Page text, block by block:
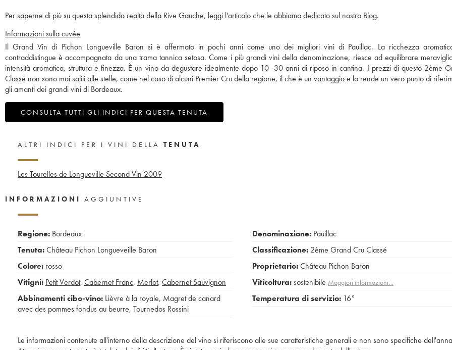
Per saperne di più su questa splendida realtà della Rive Gauche, leggi l'articolo che le abbiamo dedicato sul nostro Blog.
Informazioni sulla cuvée
Il Grand Vin di Pichon Longueville Baron si è affermato in pochi anni come uno dei migliori vini di Pauillac. La ricchezza
contraddistingue è accompagnata da una trama tannica setosa. Come i più grandi vini della denominazione, riesce ad equilibrare
intensità aromatica, struttura e finezza. È un vino da degustare idealmente dopo 10 -30 anni di riposo in cantina. I prezzi di questo 2ème
Classé non sono mai saliti alle stelle, come nel caso di alcuni Premier Cru della regione, il che è un vantaggio e lo rende un vero punto di
gli amanti dei grandi vini di Bordeaux.
CONSULTA TUTTI GLI INDICI PER QUESTA TENUTA
ALTRI INDICI PER I VINI DELLA TENUTA
Les Tourelles de Longueville Second Vin 2009
INFORMAZIONI AGGIUNTIVE
Regione: Bordeaux
Tenuta:Château Pichon Longueveille Baron
Colore: rosso
Vitigni: Petit Verdot, Cabernet Franc, Merlot, Cabernet Sauvignon
Abbinamenti cibo-vino: Lièvre à la royale, Magret de canard
avec des pommes fondus au beurre, Tournedos Rossini
Denominazione: Pauillac
Classificazione: 2ème Grand Cru Classé
Proprietario:Château Pichon Baron
Viticoltura:sostenibile Maggiori informazioni…
Temperatura di servizio: 16°
Le informazioni contenute all'interno della descrizione del vino si riferiscono alle sue caratteristiche generali e non sono specifiche